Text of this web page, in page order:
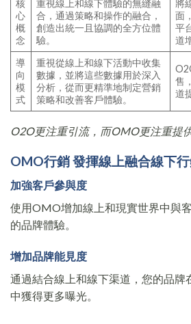
核
心
概
念
重視線上和線下體驗的無縫融
合，通過策略和操作的融合，
創造出統一且協調的全方位體
驗。
將
面
平
道
導
向
模
式
重視從線上和線下活動中收集
數據，並將這些數據用於深入
分析，從而更精準地制定營銷
策略和改善客戶體驗。
售
道
O2O更注重引流，而OMO更注重提
OMO行銷發揮線上融合線下
加強客戶參與度
使用OMO增加線上和現實世界中與
的品牌體驗。
增加品牌能見度
通過結合線上和線下渠道，您的品牌
中獲得更多曝光。